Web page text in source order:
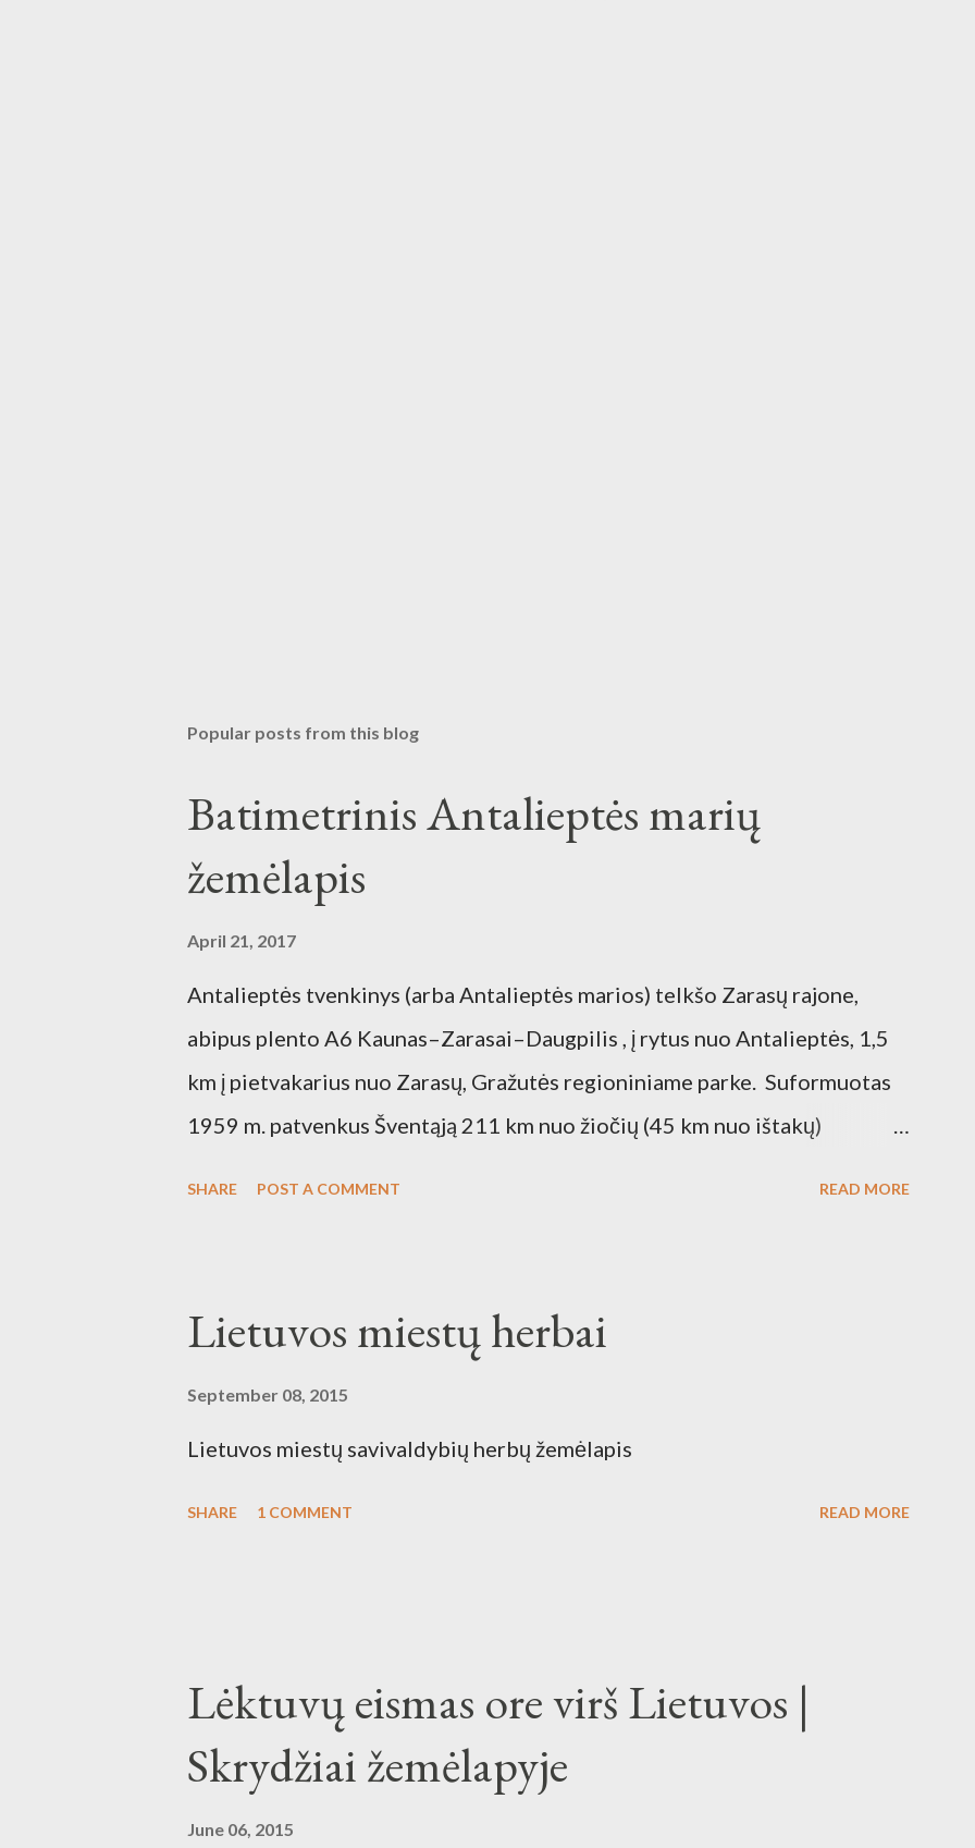
Popular posts from this blog
Batimetrinis Antalieptės marių
žemėlapis
April 21, 2017
Antalieptės tvenkinys (arba Antalieptės marios) telkšo Zarasų rajone,
abipus plento A6 Kaunas–Zarasai–Daugpilis , į rytus nuo Antalieptės, 1,5
km į pietvakarius nuo Zarasų, Gražutės regioniniame parke. Suformuotas
1959 m. patvenkus Šventąją 211 km nuo žiočių (45 km nuo ištakų)
SHARE POST A COMMENT READ MORE
Lietuvos miestų herbai
September 08, 2015
Lietuvos miestų savivaldybių herbų žemėlapis
SHARE 1 COMMENT READ MORE
Lėktuvų eismas ore virš Lietuvos |
Skrydžiai žemėlapyje
June 06, 2015